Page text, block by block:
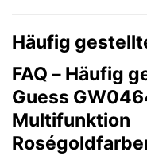
Häufig
FAQ – Häufig
Guess
Multifunktion